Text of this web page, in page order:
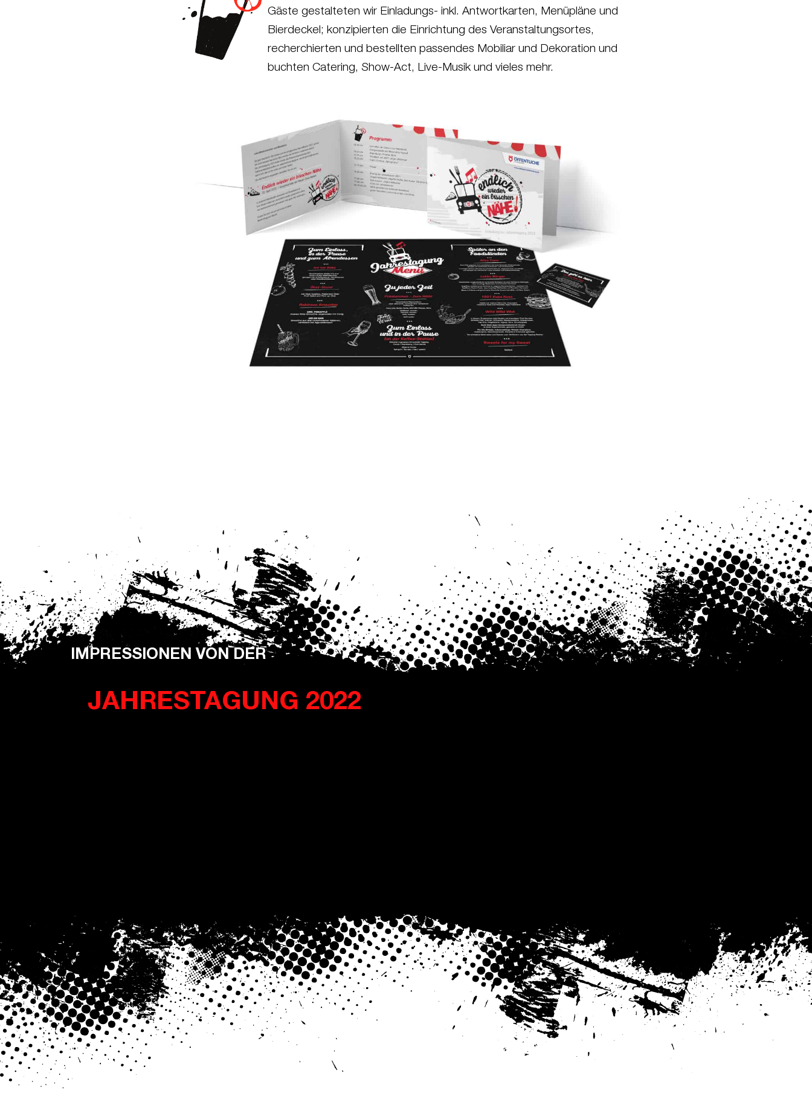
Gäste gestalteten wir Einladungs- inkl. Antwortkarten, Menüpläne und
Bierdeckel; konzipierten die Einrichtung des Veranstaltungsortes,
recherchierten und bestellten passendes Mobiliar und Dekoration und
buchten Catering, Show-Act, Live-Musik und vieles mehr.
IMPRESSIONEN VON DER
JAHRES­TAGUNG 2022